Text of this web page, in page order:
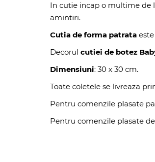
In cutie incap o multime de
amintiri.
Cutia de forma patrata
Decorul cutiei de botez
Dimensiuni: 30 x 30 cm.
Toate coletele se livreaza
Pentru comenzile plasate
Pentru comenzile plasate